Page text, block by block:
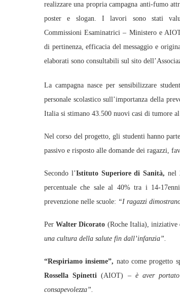
realizzare una propria campagna anti‑fumo
poster e slogan. I lavori sono stati
Commissioni Esaminatrici – Ministero e
di pertinenza, efficacia del messaggio e
elaborati sono consultabili sul sito
La campagna nasce per sensibilizzare
personale scolastico sull’importanza della
Italia si stimano 43.500 nuovi casi di tumore
Nel corso del progetto, gli studenti hanno
passivo e risposto alle domande dei ragazzi,
Secondo l’Istituto Superiore di Sanità, nel
percentuale che sale al 40% tra i
prevenzione nelle scuole: “I ragazzi
PerWalter Dicorato (Roche Italia), iniziative
una cultura della salute fin dall’infanzia”.
“Respiriamo insieme”, nato come progetto
Rossella Spinetti (AIOT) –è aver portato
consapevolezza”.